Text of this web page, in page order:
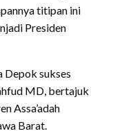
titipan ini
Presiden
Depok sukses
MD, bertajuk
Assa’adah
Barat.